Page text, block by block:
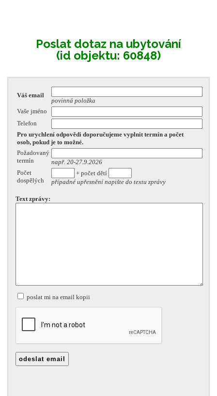
Poslat dotaz na ubytování
(id objektu: 60848)